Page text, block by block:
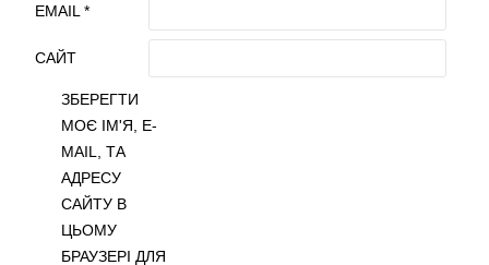
EMAIL *
САЙТ
ЗБЕРЕГТИ
МОЄ ІМ'Я, E-
MAIL, ТА
АДРЕСУ
САЙТУ В
ЦЬОМУ
БРАУЗЕРІ ДЛЯ